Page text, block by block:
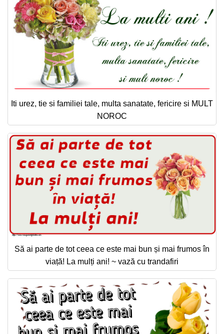
Iti urez, tie si familiei tale, multa sanatate, fericire si MULT
NOROC
Să ai parte de tot ceea ce este mai bun și mai frumos în
viață! La mulți ani! ~ vază cu trandafiri